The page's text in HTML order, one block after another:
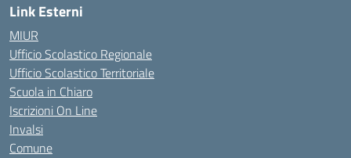
Link Esterni
MIUR
Ufficio Scolastico Regionale
Ufficio Scolastico Territoriale
Scuola in Chiaro
Iscrizioni On Line
Invalsi
Comune